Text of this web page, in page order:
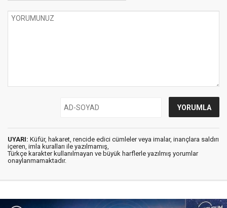
UYARI: Küfür, hakaret, rencide edici cümleler veya imalar, inançlara saldırı
içeren, imla kuralları ile yazılmamış,
Türkçe karakter kullanılmayan ve büyük harflerle yazılmış yorumlar
onaylanmamaktadır.